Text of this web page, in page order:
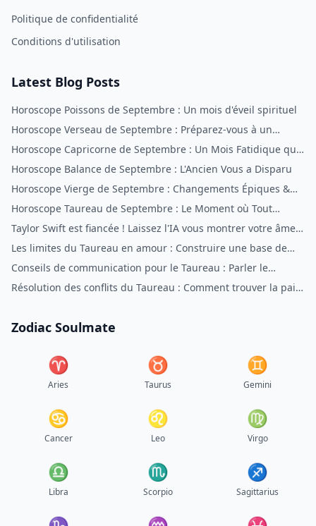
Politique de confidentialité
Conditions d'utilisation
Latest Blog Posts
Horoscope Poissons de Septembre : Un mois d'éveil spirituel
Horoscope Verseau de Septembre : Préparez-vous à un
Changement Radical
Horoscope Capricorne de Septembre : Un Mois Fatidique qui
Change la Vie
Horoscope Balance de Septembre : L'Ancien Vous a Disparu
Horoscope Vierge de Septembre : Changements Épiques &
un Nouveau Vous
Horoscope Taureau de Septembre : Le Moment où Tout
s'Aligne
Taylor Swift est fiancée ! Laissez l'IA vous montrer votre âme
sœur
Les limites du Taureau en amour : Construire une base de
respect
Conseils de communication pour le Taureau : Parler le
langage du Taureau
Résolution des conflits du Taureau : Comment trouver la paix
Zodiac Soulmate
♈︎
Aries
♉︎
Taurus
♊︎
Gemini
♋︎
Cancer
♌︎
Leo
♍︎
Virgo
♎︎
Libra
♏︎
Scorpio
♐︎
Sagittarius